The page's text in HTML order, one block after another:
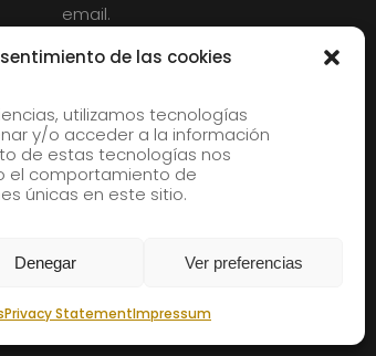
de las cookies
utilizamos tecnologías
y/o acceder a la información
de estas tecnologías nos
el comportamiento de
únicas en este sitio.
Denegar Ver preferencias
Privacy StatementImpressum
email.